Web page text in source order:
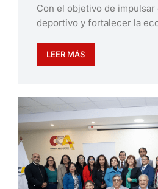
Con el objetivo de
deportivo y fortalecer la
LEER MÁS